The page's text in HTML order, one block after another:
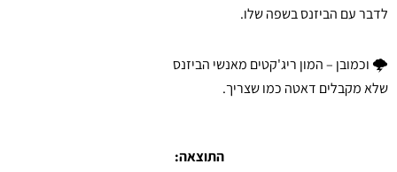
לדבר עם הביזנס בשפה שלו.
🌩 וכמובן – המון ריג'קטים מאנשי הביזנס
שלא מקבלים דאטה כמו שצריך.
התוצאה: